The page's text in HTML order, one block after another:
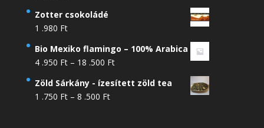
Zotter csokoládé
1 .980 Ft
Bio Mexiko flamingo – 100% Arabica
4 .950 Ft – 18 .500 FtÁrtartomány:
.950 Ft
Zöld Sárkány - ízesített zöld tea
1 .750 Ft – 8 .500 FtÁrtartomány: